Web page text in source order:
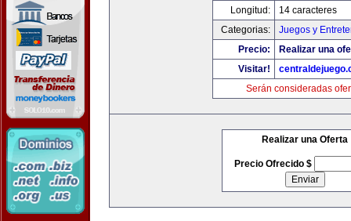
Longitud:
14 caracteres
Categorias:
Juegos y
Precio:
Realizar una
Visitar!
Serán consideradas
Realizar una Oferta
Precio Ofrecido $